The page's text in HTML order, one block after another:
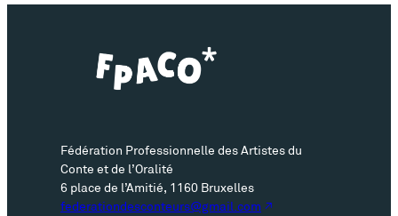
Fédération Professionnelle des Artistes du
Conte et de l’Oralité
6 place de l’Amitié, 1160 Bruxelles
federationdesconteurs@gmail.com